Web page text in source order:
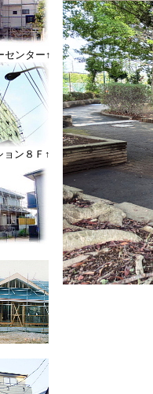
ンター↑
ン８Ｆ↑